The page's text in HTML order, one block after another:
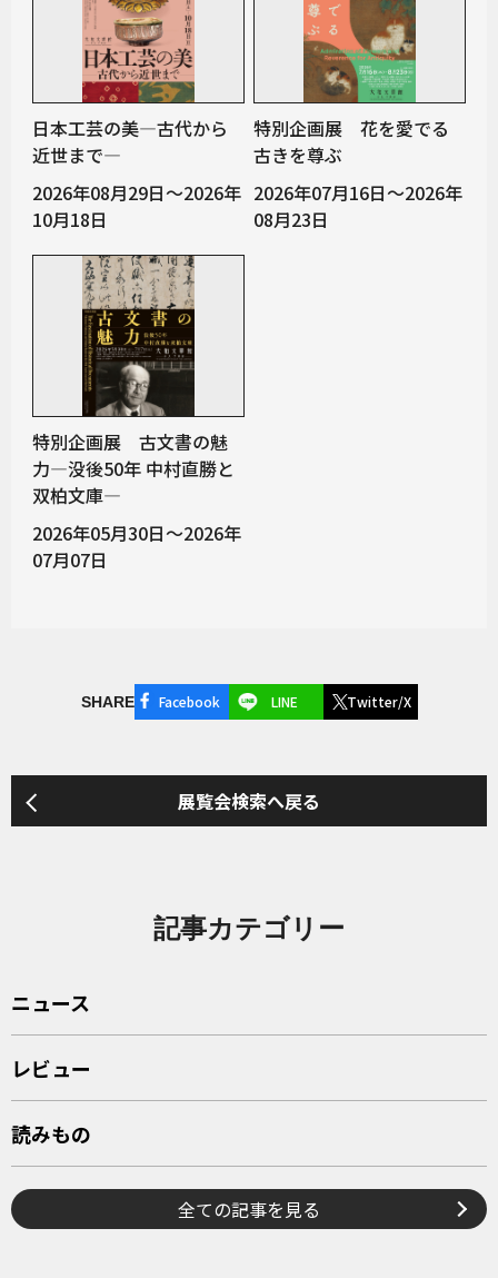
日本工芸の美―古代から
近世まで―
2026年08月29日～2026年
10月18日
特別企画展 花を愛でる
古きを尊ぶ
2026年07月16日～2026年
08月23日
特別企画展 古文書の魅
力―没後50年 中村直勝と
双柏文庫―
2026年05月30日～2026年
07月07日
SHARE Facebook LINE Twitter/X
展覧会検索へ戻る
記事カテゴリー
ニュース
レビュー
読みもの
全ての記事を見る